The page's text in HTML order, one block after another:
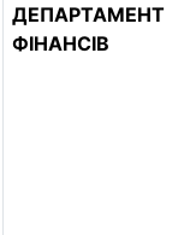
ДЕПАРТАМЕНТ
ФІНАНСІВ